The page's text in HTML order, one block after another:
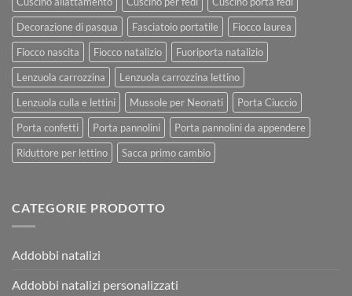
Decorazione di pasqua
Fasciatoio portatile
Fiocco laurea
Fiocco nascita
Fiocco natalizio
Fuoriporta natalizio
Lenzuola carrozzina
Lenzuola carrozzina lettino
Lenzuola culla e lettini
Mussole per Neonati
Porta Ciuccio
Porta confetti
Porta pannolini
Porta pannolini da appendere
Riduttore per lettino
Sacca primo cambio
CATEGORIE PRODOTTO
Addobbi natalizi
Addobbi natalizi personalizzati